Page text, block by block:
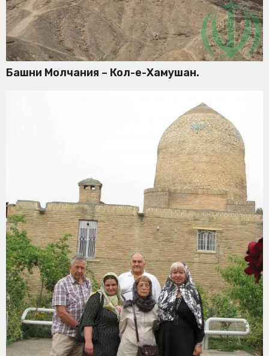
Башни Молчания – Кол-е-Хамушан.